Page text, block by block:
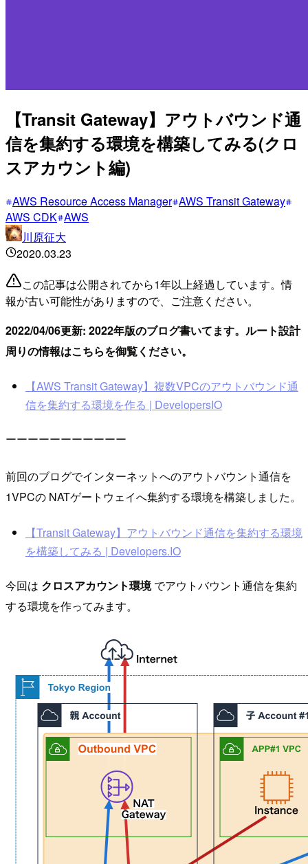
【Transit Gateway】アウトバウンド通
信を集約する環境を構築してみる(クロ
スアカウント編)
AWS Resource Access Manager AWS Transit Gateway
AWS CDK AWS
川原征大
2020.03.23
この記事は公開されてから1年以上経過しています。情
報が古い可能性がありますので、ご注意ください。
2022/04/06更新: 2022年版のブログ書いてます。ルート設計
周りの情報はこちらを御覧ください。
【AWS Transit Gateway】複数VPCのアウトバウンド通
信を集約する環境を作る | DevelopersIO
ーーーーーーーーーーー
前回のブログでインターネットへのアウトバウント通信を
1VPCの NATゲートウェイへ集約する環境を構築しました。
【Transit Gateway】アウトバウンド通信を集約する環境
を構築してみる | Developers.IO
今回は クロスアカウント環境でアウトバウント通信を集約
する環境を作ってみます。